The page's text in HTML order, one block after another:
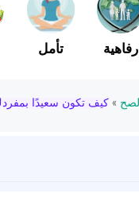
تأمل رفاهية
» كيف تكون سعيدًا بمفردك بعد الانفصال: 7